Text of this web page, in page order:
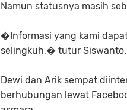
Namun statusnya masih
�Informasi yang kami
selingkuh,� tutur Siswanto.
Dewi dan Arik sempat
berhubungan lewat